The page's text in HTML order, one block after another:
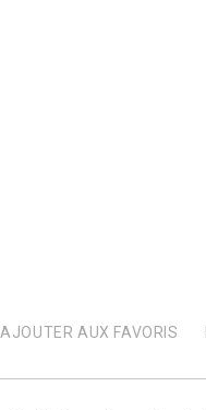
AJOUTER AUX FAVORIS